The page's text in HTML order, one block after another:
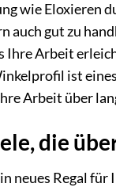
wie Eloxieren
auch gut zu
Ihre Arbeit
ist
Arbeit über
die
neues Regal für